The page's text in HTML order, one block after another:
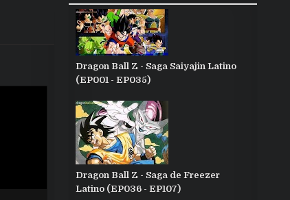
Dragon Ball Z - Saga Saiyajin Latino
(EP001 - EP035)
Dragon Ball Z - Saga de Freezer
Latino (EP036 - EP107)